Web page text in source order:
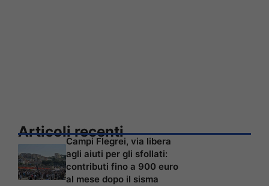
Articoli recenti
Campi Flegrei, via libera
agli aiuti per gli sfollati:
contributi fino a 900 euro
al mese dopo il sisma